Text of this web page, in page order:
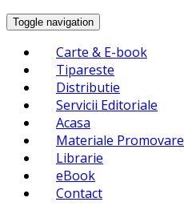
Toggle navigation
Carte & E-book
Tipareste
Distributie
Servicii Editoriale
Acasa
Materiale Promovare
Librarie
eBook
Contact